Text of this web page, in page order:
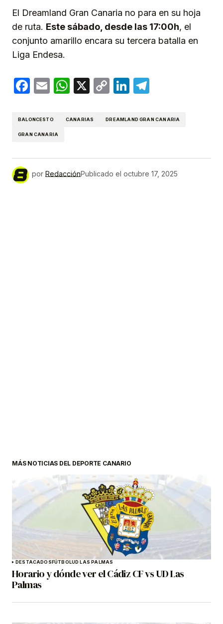
El Dreamland Gran Canaria no para en su hoja
de ruta. Este sábado, desde las 17:00h, el
conjunto amarillo encara su tercera batalla en
Liga Endesa.
Facebook
EmailWhatsApp
X
CopyLinkedIn
BALONCESTO CANARIAS DREAMLAND GRAN CANARIA
GRAN CANARIA
por RedacciónPublicado el octubre 17, 2025
MÁS NOTICIAS DEL DEPORTE CANARIO
DESTACADOSFÚTBOLUD LAS PALMAS
Horario y dónde ver el Cádiz CF vs UD Las
Palmas